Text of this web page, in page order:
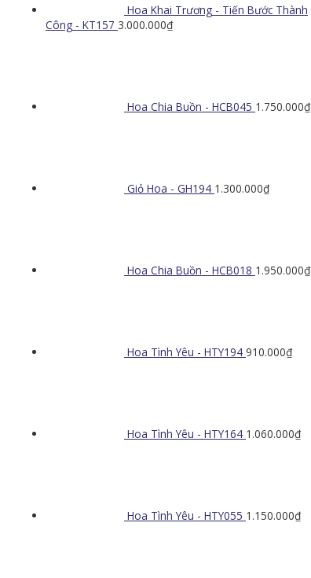
Hoa Khai Trương - Tiến Bước Thành
Công - KT157 3.000.000₫
Hoa Chia Buồn - HCB045 1.750.000₫
Giỏ Hoa - GH194 1.300.000₫
Hoa Chia Buồn - HCB018 1.950.000₫
Hoa Tình Yêu - HTY194 910.000₫
Hoa Tình Yêu - HTY164 1.060.000₫
Hoa Tình Yêu - HTY055 1.150.000₫